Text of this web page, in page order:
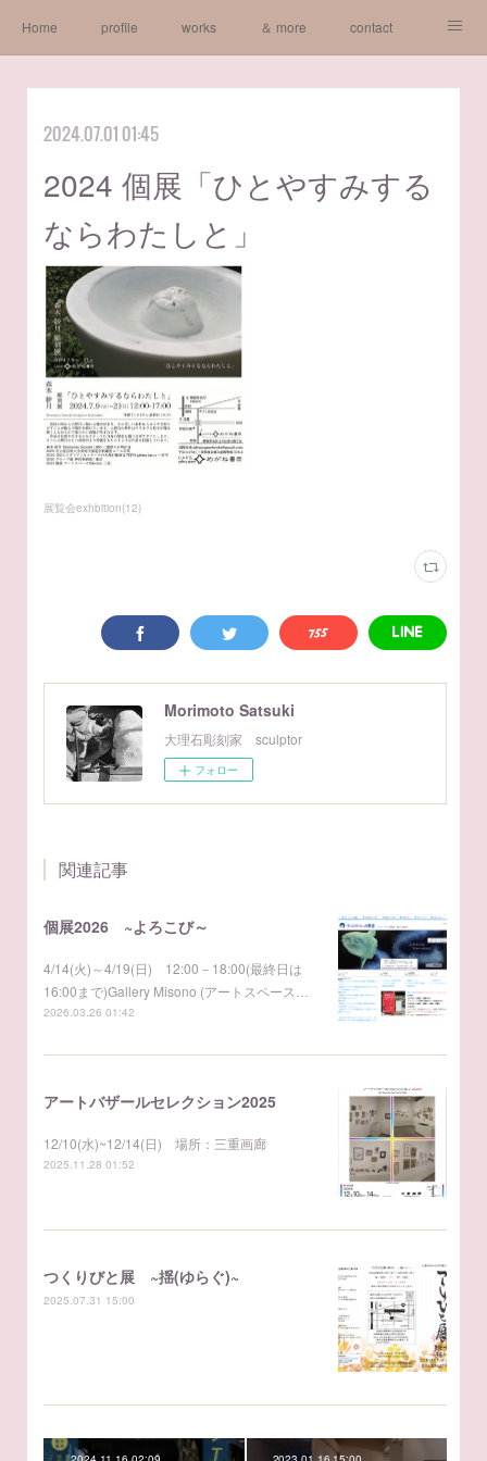
Home profile works ＆ more contact
2024.07.01 01:45
2024 個展「ひとやすみする
ならわたしと」
展覧会exhbition(12)
Morimoto Satsuki
大理石彫刻家 sculptor
フォロー
関連記事
個展2026 ~よろこび～
4/14(火)～4/19(日) 12:00－18:00(最終日は
16:00まで)Gallery Misono (アートスペース…
2026.03.26 01:42
アートバザールセレクション2025
12/10(水)~12/14(日) 場所：三重画廊
2025.11.28 01:52
つくりびと展 ~揺(ゆらぐ)~
2025.07.31 15:00